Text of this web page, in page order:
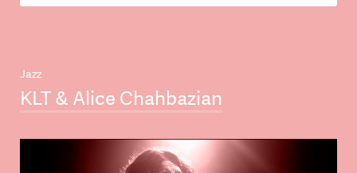
Jazz
KLT & Alice Chahbazian